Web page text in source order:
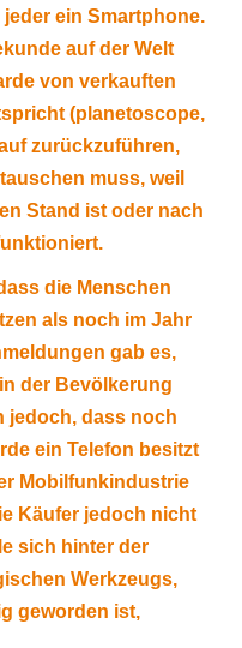
ein Smartphone.
auf der Welt
von verkauften
(planetoscope,
zurückzuführen,
muss, weil
Stand ist oder nach
die Menschen
als noch im Jahr
gab es,
der Bevölkerung
jedoch, dass noch
ein Telefon besitzt
Mobilfunkindustrie
Käufer jedoch nicht
sich hinter der
Werkzeugs,
geworden ist,